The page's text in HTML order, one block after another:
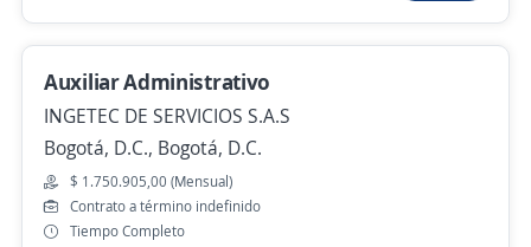
Facturación
4,4
SERVIMOS S.A.S
Bogotá, D.C., Bogotá, D.C.
$ 2.000.000,00 (Mensual)
Auxiliar Administrativo
INGETEC DE SERVICIOS S.A.S
Bogotá, D.C., Bogotá, D.C.
$ 1.750.905,00 (Mensual)
Contrato a término indefinido
Tiempo Completo